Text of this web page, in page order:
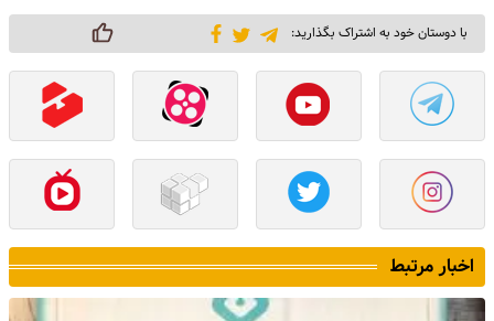
با دوستان خود به اشتراک بگذارید:
اخبار مرتبط